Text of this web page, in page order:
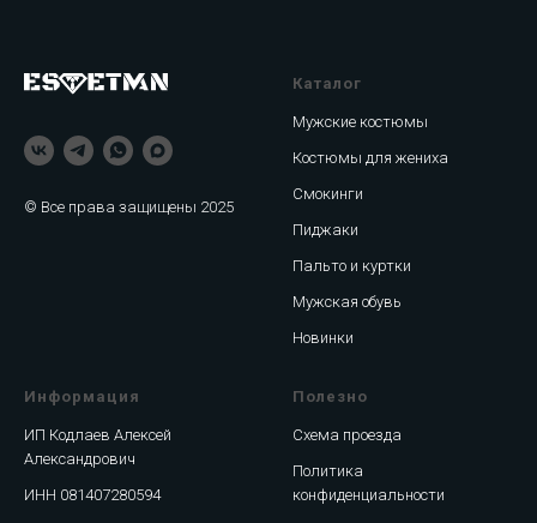
© Все права защищены 2025
Каталог
Мужские костюмы
Костюмы для жениха
Смокинги
Пиджаки
Пальто и куртки
Мужская обувь
Новинки
Информация
ИП Кодлаев Алексей
Александрович
ИНН 081407280594
Полезно
Схема проезда
Политика
конфиденциальности